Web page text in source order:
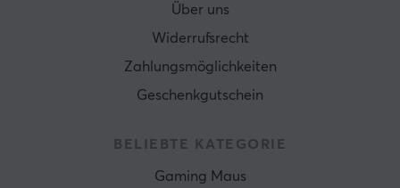
Über uns
Widerrufsrecht
Zahlungsmöglichkeiten
Geschenkgutschein
BELIEBTE KATEGORIE
Gaming Maus